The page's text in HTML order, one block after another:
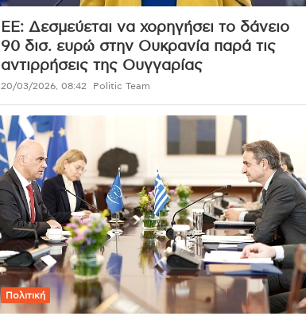
ΕΕ: Δεσμεύεται να χορηγήσει το δάνειο
90 δισ. ευρώ στην Ουκρανία παρά τις
αντιρρήσεις της Ουγγαρίας
20/03/2026, 08:42 Politic Team
Πολιτική